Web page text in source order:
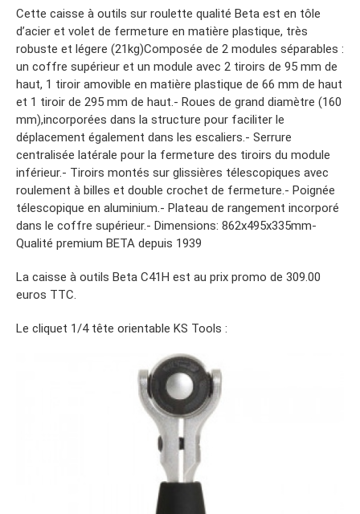
Cette caisse à outils sur roulette qualité Beta est en tôle
d’acier et volet de fermeture en matière plastique, très
robuste et légere (21kg)Composée de 2 modules séparables :
un coffre supérieur et un module avec 2 tiroirs de 95 mm de
haut, 1 tiroir amovible en matière plastique de 66 mm de haut
et 1 tiroir de 295 mm de haut.- Roues de grand diamètre (160
mm),incorporées dans la structure pour faciliter le
déplacement également dans les escaliers.- Serrure
centralisée latérale pour la fermeture des tiroirs du module
inférieur.- Tiroirs montés sur glissières télescopiques avec
roulement à billes et double crochet de fermeture.- Poignée
télescopique en aluminium.- Plateau de rangement incorporé
dans le coffre supérieur.- Dimensions: 862x495x335mm-
Qualité premium BETA depuis 1939
La caisse à outils Beta C41H est au prix promo de 309.00
euros TTC.
Le cliquet 1/4 tête orientable KS Tools :